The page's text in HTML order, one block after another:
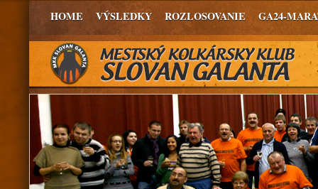
HOME VÝSLEDKY ROZLOSOVANIE GA24-